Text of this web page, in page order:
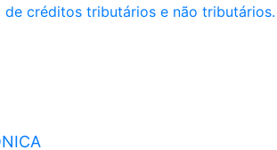
créditos tributários e não tributários.